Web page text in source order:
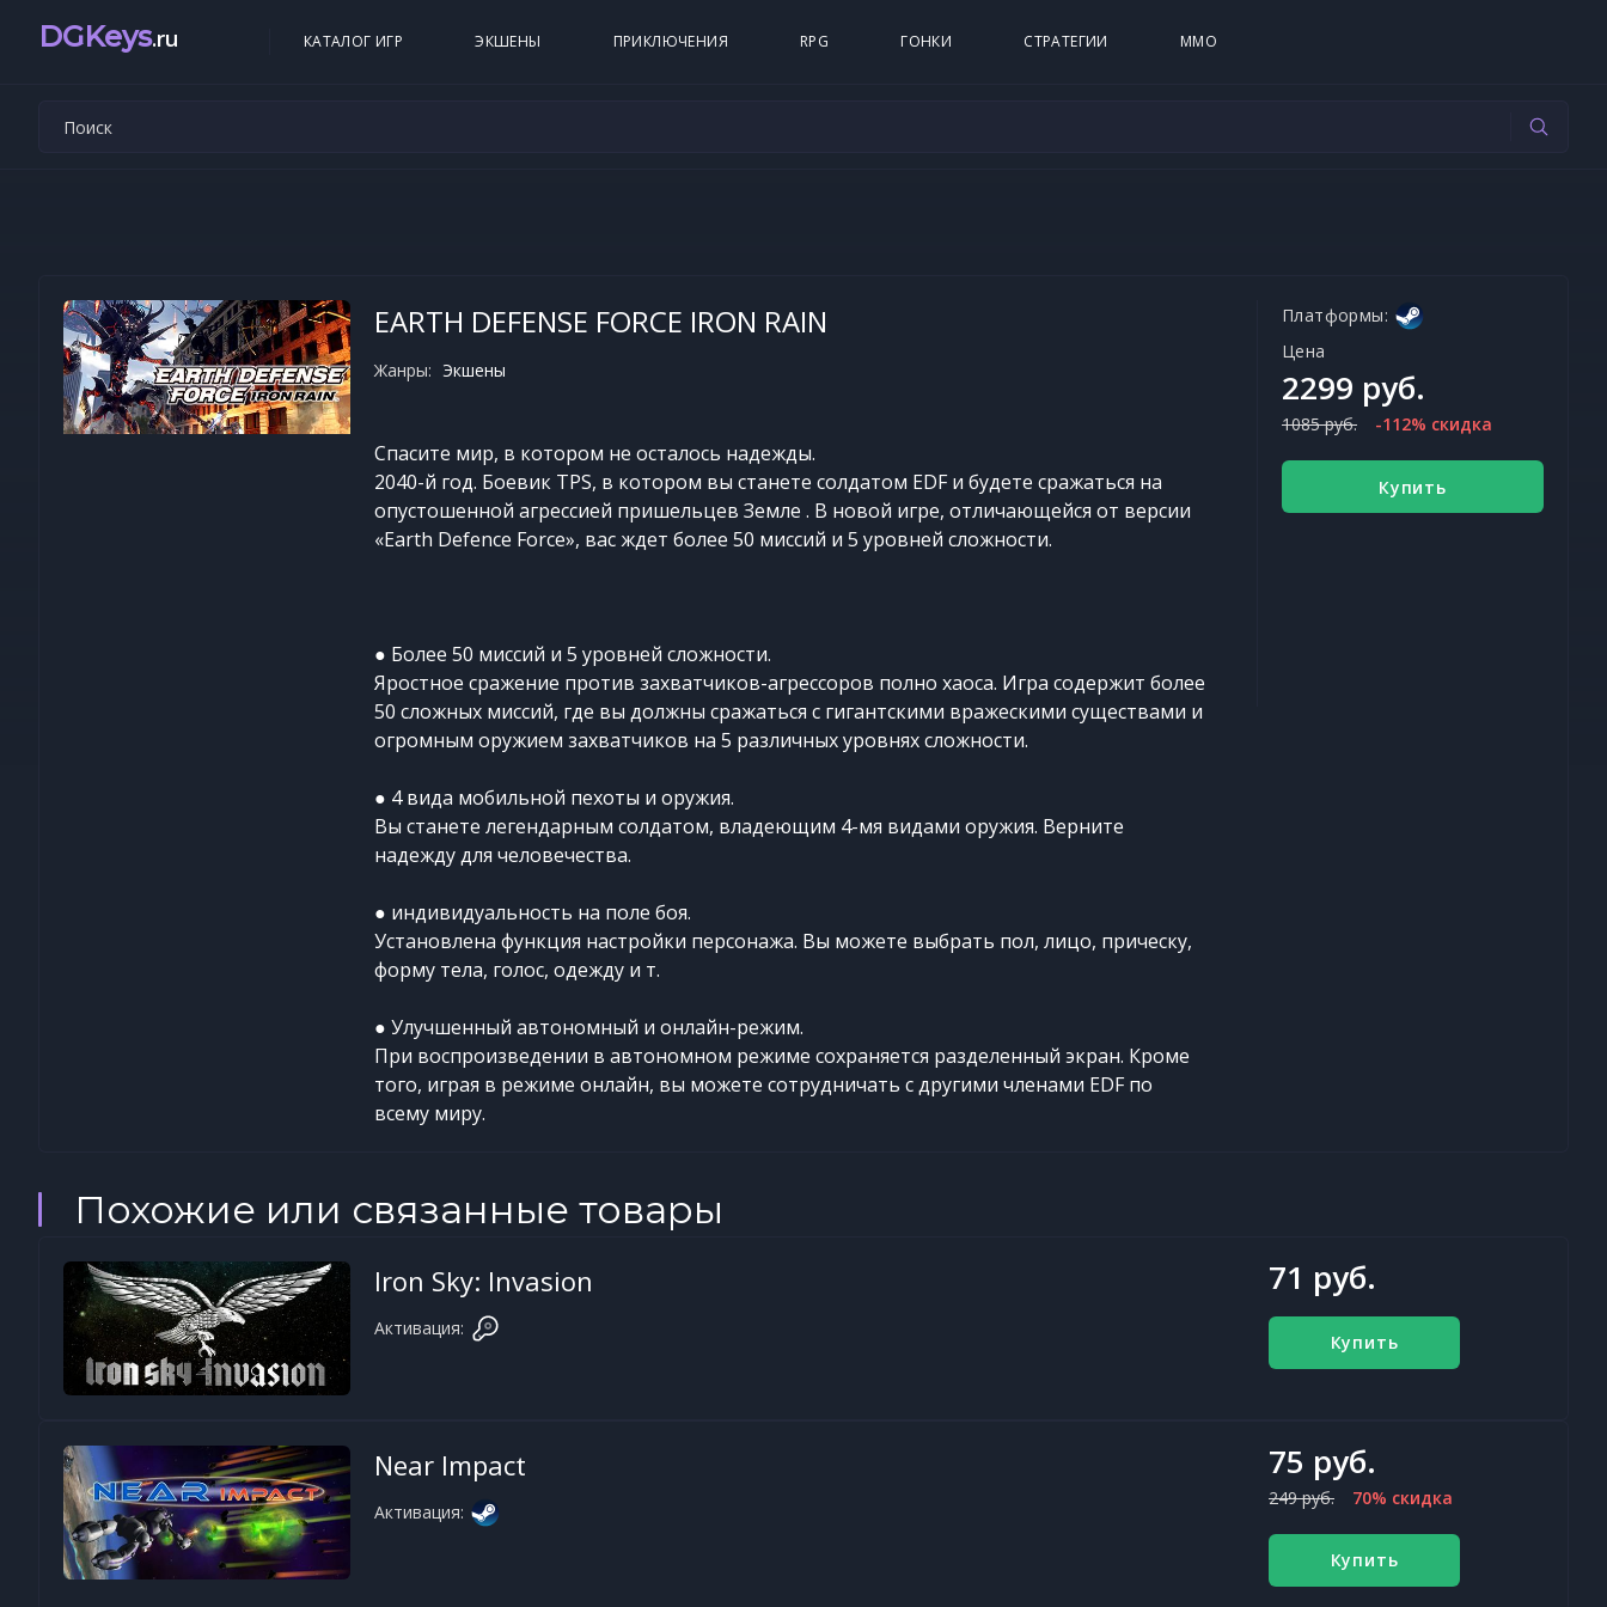
DGKeys.ru КАТАЛОГ ИГР ЭКШЕНЫ ПРИКЛЮЧЕНИЯ RPG ГОНКИ СТРАТЕГИИ MMO
EARTH DEFENSE FORCE IRON RAIN
Жанры: Экшены
Спасите мир, в котором не осталось надежды.
2040-й год. Боевик TPS, в котором вы станете солдатом EDF и будете сражаться на
опустошенной агрессией пришельцев Земле . В новой игре, отличающейся от версии
«Earth Defence Force», вас ждет более 50 миссий и 5 уровней сложности.
● Более 50 миссий и 5 уровней сложности.
Яростное сражение против захватчиков-агрессоров полно хаоса. Игра содержит более
50 сложных миссий, где вы должны сражаться с гигантскими вражескими существами и
огромным оружием захватчиков на 5 различных уровнях сложности.
● 4 вида мобильной пехоты и оружия.
Вы станете легендарным солдатом, владеющим 4-мя видами оружия. Верните
надежду для человечества.
● индивидуальность на поле боя.
Установлена функция настройки персонажа. Вы можете выбрать пол, лицо, прическу,
форму тела, голос, одежду и т.
● Улучшенный автономный и онлайн-режим.
При воспроизведении в автономном режиме сохраняется разделенный экран. Кроме
того, играя в режиме онлайн, вы можете сотрудничать с другими членами EDF по
всему миру.
Платформы:
Цена
2299 руб.
1085 руб. -112% скидка
Купить
Похожие или связанные товары
Iron Sky: Invasion
Активация:
71 руб.
Купить
Near Impact
Активация:
75 руб.
249 руб. 70% скидка
Купить